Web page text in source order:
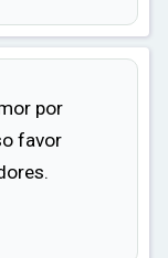
por
favor